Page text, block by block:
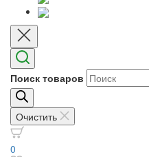
Поиск товаров
Очистить
0